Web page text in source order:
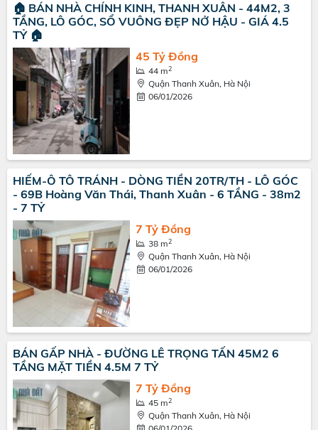
🏠 BÁN NHÀ CHÍNH KINH, THANH XUÂN - 44M2, 3
TẦNG, LÔ GÓC, SỔ VUÔNG ĐẸP NỞ HẬU - GIÁ 4.5
TỶ 🏠
45 Tỷ Đồng
44 m2
Quận Thanh Xuân, Hà Nội
06/01/2026
HIẾM-Ô TÔ TRÁNH - DÒNG TIỀN 20TR/TH - LÔ GÓC
- 69B Hoàng Văn Thái, Thanh Xuân - 6 TẦNG - 38m2
- 7 TỶ
7 Tỷ Đồng
38 m2
Quận Thanh Xuân, Hà Nội
06/01/2026
BÁN GẤP NHÀ - ĐƯỜNG LÊ TRỌNG TẤN 45M2 6
TẦNG MẶT TIỀN 4.5M 7 TỶ
7 Tỷ Đồng
45 m2
Quận Thanh Xuân, Hà Nội